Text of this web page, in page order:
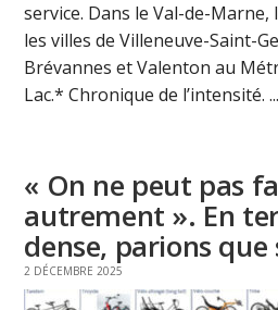
service. Dans le Val-de-
les villes de Villeneuve-Saint-
Brévannes et Valenton au
Lac.* Chronique de l’intensité.
« On ne peut pas
autrement ». En
dense, parions que
2 DÉCEMBRE 2025